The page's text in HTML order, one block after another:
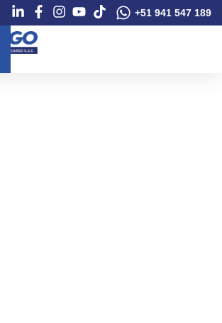
+51 941 547 189